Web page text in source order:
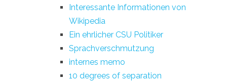
Interessante Informationen von
Wikipedia
Ein ehrlicher CSU Politiker
Sprachverschmutzung
internes memo
10 degrees of separation